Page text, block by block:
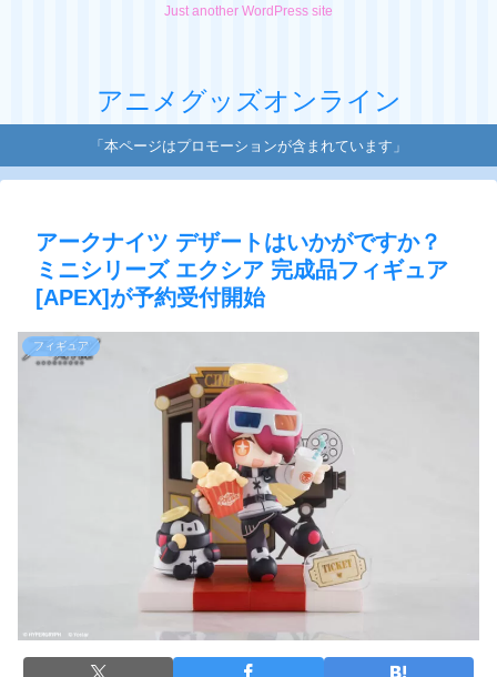
Just another WordPress site
アニメグッズオンライン
「本ページはプロモーションが含まれています」
アークナイツ デザートはいかがですか？
ミニシリーズ エクシア 完成品フィギュア
[APEX]が予約受付開始
フィギュア